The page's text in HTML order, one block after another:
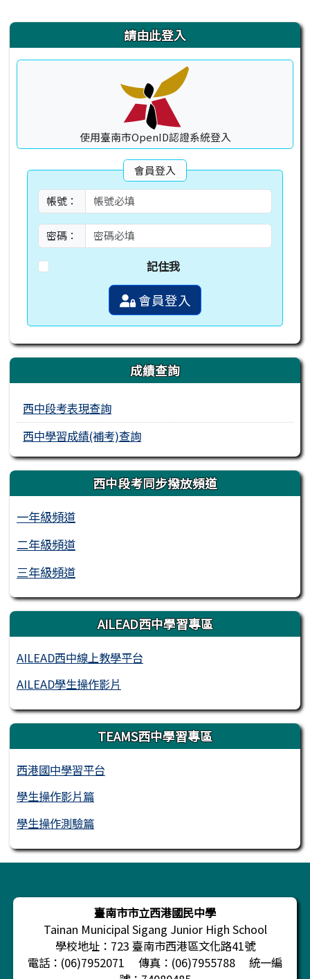
右邊區域內容 請由此登入
使用臺南市OpenID認證系統登入
會員登入
帳號：
密碼：
記住我
會員登入
成績查詢
西中段考表現查詢
西中學習成績(補考)查詢
西中段考同步撥放頻道
一年級頻道
二年級頻道
三年級頻道
AILEAD西中學習專區
AILEAD西中線上教學平台
AILEAD學生操作影片
TEAMS西中學習專區
西港國中學習平台
學生操作影片篇
學生操作測驗篇
臺南市市立西港國民中學
Tainan Municipal Sigang Junior High School
學校地址：723 臺南市西港區文化路41號
電話：(06)7952071 傳真：(06)7955788 統一編